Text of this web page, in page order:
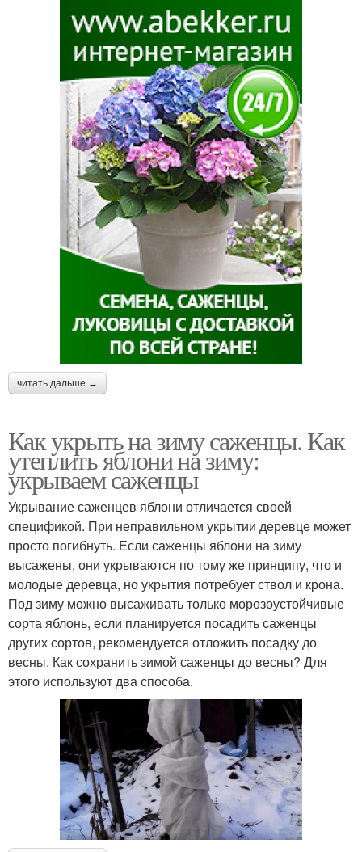
читать дальше →
Как укрыть на зиму саженцы. Как
утеплить яблони на зиму:
укрываем саженцы
Укрывание саженцев яблони отличается своей
спецификой. При неправильном укрытии деревце может
просто погибнуть. Если саженцы яблони на зиму
высажены, они укрываются по тому же принципу, что и
молодые деревца, но укрытия потребует ствол и крона.
Под зиму можно высаживать только морозоустойчивые
сорта яблонь, если планируется посадить саженцы
других сортов, рекомендуется отложить посадку до
весны. Как сохранить зимой саженцы до весны? Для
этого используют два способа.